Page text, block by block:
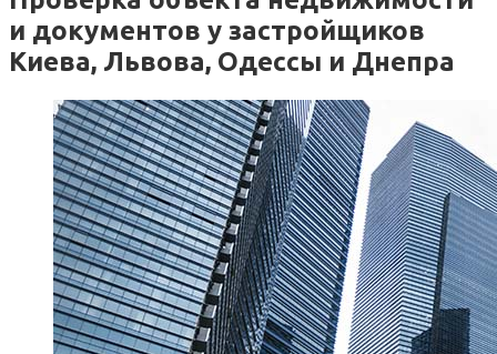
и документов у застройщиков
Киева, Львова, Одессы и Днепра